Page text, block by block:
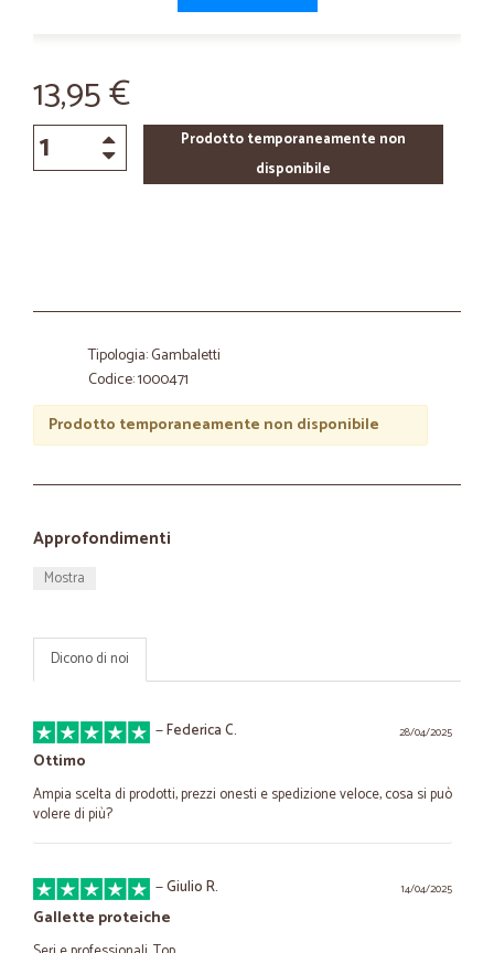
13,95 €
Prodotto temporaneamente non
disponibile
Tipologia: Gambaletti
Codice: 1000471
Prodotto temporaneamente non disponibile
Approfondimenti
Mostra
Dicono di noi
28/04/2025
—Federica C.
Ottimo
Ampia scelta di prodotti, prezzi onesti e spedizione veloce, cosa si può
volere di più?
14/04/2025
—Giulio R.
Gallette proteiche